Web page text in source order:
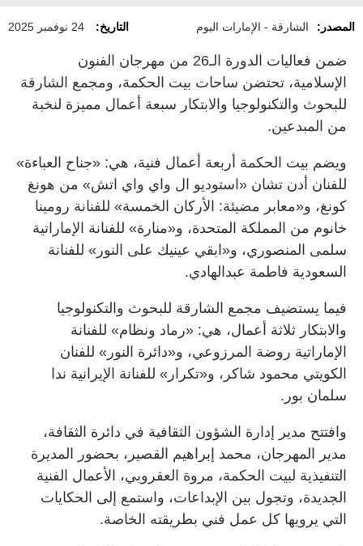
المصدر: الشارقة - الإمارات اليوم التاريخ: 24 نوفمبر 2025
ضمن فعاليات الدورة الـ26 من مهرجان الفنون
الإسلامية، تحتضن ساحات بيت الحكمة، ومجمع الشارقة
للبحوث والتكنولوجيا والابتكار سبعة أعمال مميزة لنخبة
من المبدعين.
ويضم بيت الحكمة أربعة أعمال فنية، هي: «جناح العباءة»
للفنان أدن تشان «استوديو ال واي واي اتش» من هونغ
كونغ، و«معابر مضيئة: الأركان الخمسة» للفنانة رومينا
خانوم من المملكة المتحدة، و«منارة» للفنانة الإماراتية
سلمى المنصوري، و«ابقي عينيك على النور» للفنانة
السعودية فاطمة عبدالهادي.
فيما يستضيف مجمع الشارقة للبحوث والتكنولوجيا
والابتكار ثلاثة أعمال، هي: «رماد ونظام» للفنانة
الإماراتية روضة المرزوعي، و«دائرة النور» للفنان
الكويتي محمود شاكر، و«تكرار» للفنانة الإيرانية ندا
سلمان بور.
وافتتح مدير إدارة الشؤون الثقافية في دائرة الثقافة،
مدير المهرجان، محمد إبراهيم القصير، بحضور المديرة
التنفيذية لبيت الحكمة، مروة العقروبي، الأعمال الفنية
الجديدة، وتجول بين الإبداعات، واستمع إلى الحكايات
التي يرويها كل عمل فني بطريقته الخاصة.